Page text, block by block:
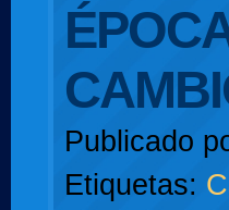
Publicado
Etiquetas: